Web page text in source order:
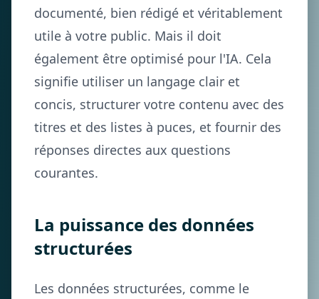
documenté, bien rédigé et véritablement
utile à votre public. Mais il doit
également être optimisé pour l'IA. Cela
signifie utiliser un langage clair et
concis, structurer votre contenu avec des
titres et des listes à puces, et fournir des
réponses directes aux questions
courantes.
La puissance des données
structurées
Les données structurées, comme le